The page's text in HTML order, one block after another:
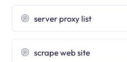
server proxy list
scrape web site